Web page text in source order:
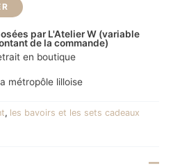
par L'Atelier W (variable
de la commande)
en boutique
métropôle lilloise
, les bavoirs et les sets cadeaux